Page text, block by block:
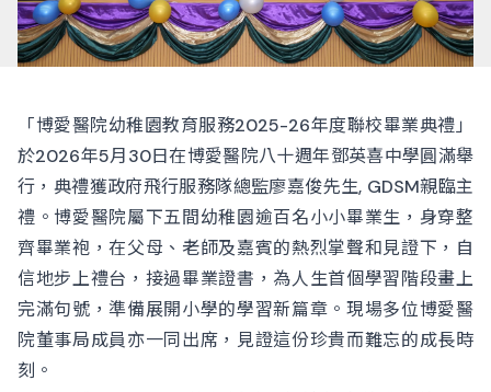
「博愛醫院幼稚園教育服務2025-26年度聯校畢業典禮」
於2026年5月30日在博愛醫院八十週年鄧英喜中學圓滿舉
行，典禮獲政府飛行服務隊總監廖嘉俊先生, GDSM親臨主
禮。博愛醫院屬下五間幼稚園逾百名小小畢業生，身穿整
齊畢業袍，在父母、老師及嘉賓的熱烈掌聲和見證下，自
信地步上禮台，接過畢業證書，為人生首個學習階段畫上
完滿句號，準備展開小學的學習新篇章。現場多位博愛醫
院董事局成員亦一同出席，見證這份珍貴而難忘的成長時
刻。